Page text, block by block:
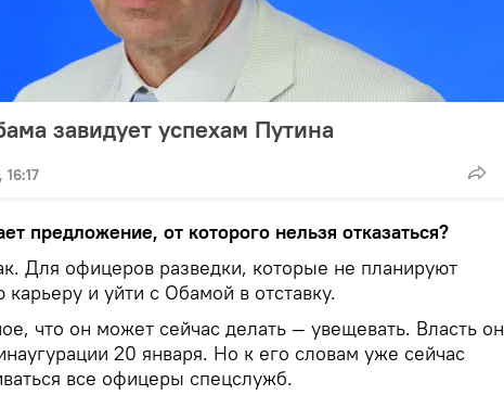
завидует успехам Путина
предложение, от которого нельзя отказаться?
Для офицеров разведки, которые не планируют
и уйти с Обамой в отставку.
что он может сейчас делать — увещевать. Власть он
20 января. Но к его словам уже сейчас
все офицеры спецслужб.